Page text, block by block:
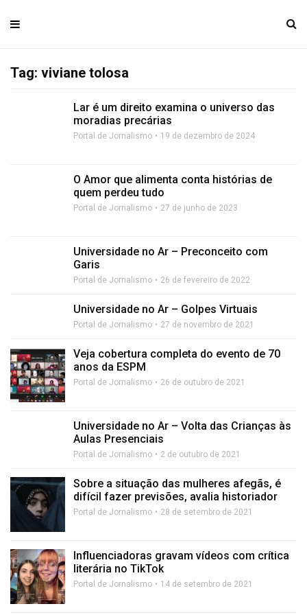
Tag: viviane tolosa
Lar é um direito examina o universo das
moradias precárias
Portal de Jornalismo 19 de dezembro de 2024
O Amor que alimenta conta histórias de
quem perdeu tudo
Portal de Jornalismo 27 de junho de 2023
Universidade no Ar – Preconceito com
Garis
Portal de Jornalismo 26 de fevereiro de 2022
Universidade no Ar – Golpes Virtuais
Portal de Jornalismo 27 de novembro de 2021
Veja cobertura completa do evento de 70
anos da ESPM
Portal de Jornalismo 26 de outubro de 2021
Universidade no Ar – Volta das Crianças às
Aulas Presenciais
Portal de Jornalismo 2 de outubro de 2021
Sobre a situação das mulheres afegãs, é
difícil fazer previsões, avalia historiador
Portal de Jornalismo 28 de setembro de 2021
Influenciadoras gravam vídeos com crítica
literária no TikTok
Portal de Jornalismo 14 de setembro de 2021